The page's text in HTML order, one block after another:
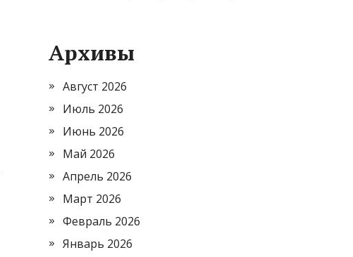
Архивы
Август 2026
Июль 2026
Июнь 2026
Май 2026
Апрель 2026
Март 2026
Февраль 2026
Январь 2026